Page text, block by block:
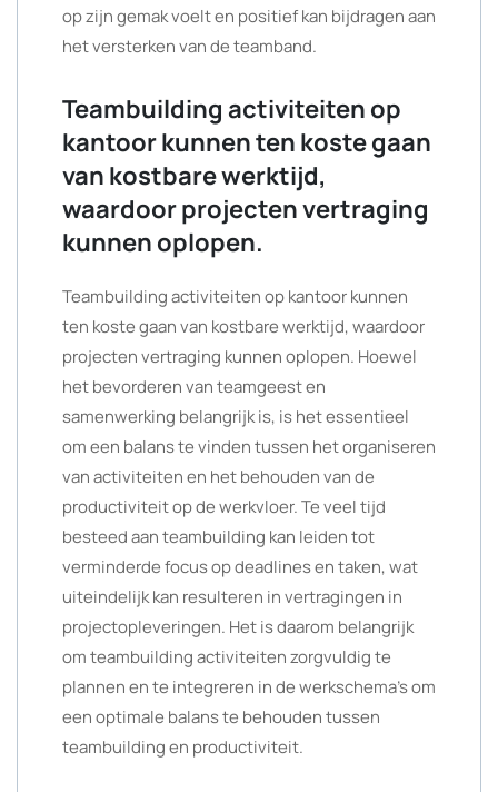
op zijn gemak voelt en positief kan bijdragen aan
het versterken van de teamband.
Teambuilding activiteiten op
kantoor kunnen ten koste gaan
van kostbare werktijd,
waardoor projecten vertraging
kunnen oplopen.
Teambuilding activiteiten op kantoor kunnen
ten koste gaan van kostbare werktijd, waardoor
projecten vertraging kunnen oplopen. Hoewel
het bevorderen van teamgeest en
samenwerking belangrijk is, is het essentieel
om een balans te vinden tussen het organiseren
van activiteiten en het behouden van de
productiviteit op de werkvloer. Te veel tijd
besteed aan teambuilding kan leiden tot
verminderde focus op deadlines en taken, wat
uiteindelijk kan resulteren in vertragingen in
projectopleveringen. Het is daarom belangrijk
om teambuilding activiteiten zorgvuldig te
plannen en te integreren in de werkschema’s om
een optimale balans te behouden tussen
teambuilding en productiviteit.